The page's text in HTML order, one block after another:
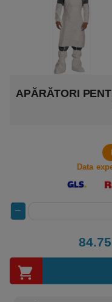
APĂRĂTORI
Data
84.75